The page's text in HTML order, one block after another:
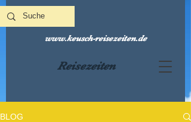
Reisezeiten
www.keusch-reisezeiten.de
BLOG